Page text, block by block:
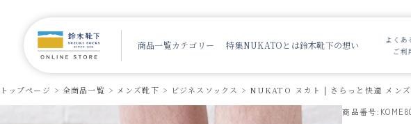
商品一覧カテゴリー 特集NUKATOとは鈴木靴下の想い
よくあ
ご利
トップページ 全商品一覧 メンズ靴下 ビジネスソックス
NUKATO ヌカト | さらっと快適 メン
商品番号